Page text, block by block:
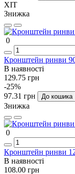
ХІТ
Знижка
0
Кронштейн ринви
В наявності
129.75 грн
-25%
97.31 грн
До кошика
Знижка
0
Кронштейн ринви
В наявності
108.00 грн